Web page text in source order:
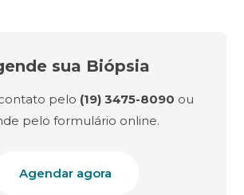
sua Biópsia
pelo (19) 3475-8090 ou
pelo formulário online.
Agendar agora